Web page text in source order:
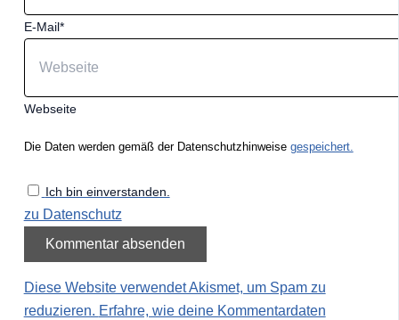
E-Mail*
Webseite
Die Daten werden gemäß der Datenschutzhinweise gespeichert.
Ich bin einverstanden.
zu Datenschutz
Diese Website verwendet Akismet, um Spam zu
reduzieren. Erfahre, wie deine Kommentardaten